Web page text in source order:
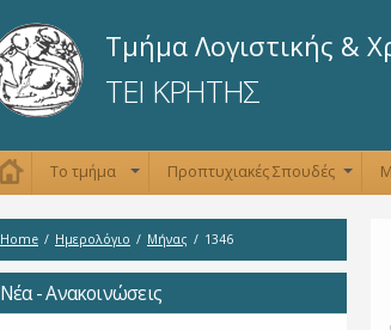
Τμήμα Λογιστικής &
ΤΕΙ ΚΡΗΤΗΣ
Το τμήμα Προπτυχιακές Σπουδές
Home / Ημερολόγιο / Μήνας / 1346
Νέα - Ανακοινώσεις